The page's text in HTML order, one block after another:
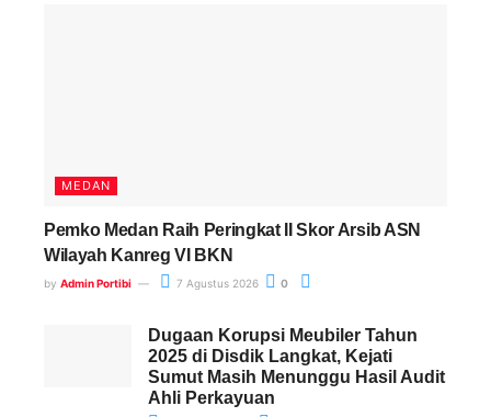
MEDAN
Pemko Medan Raih Peringkat II Skor Arsib ASN
Wilayah Kanreg VI BKN
by Admin Portibi 7 Agustus 2026 0
Dugaan Korupsi Meubiler Tahun
2025 di Disdik Langkat, Kejati
Sumut Masih Menunggu Hasil Audit
Ahli Perkayuan